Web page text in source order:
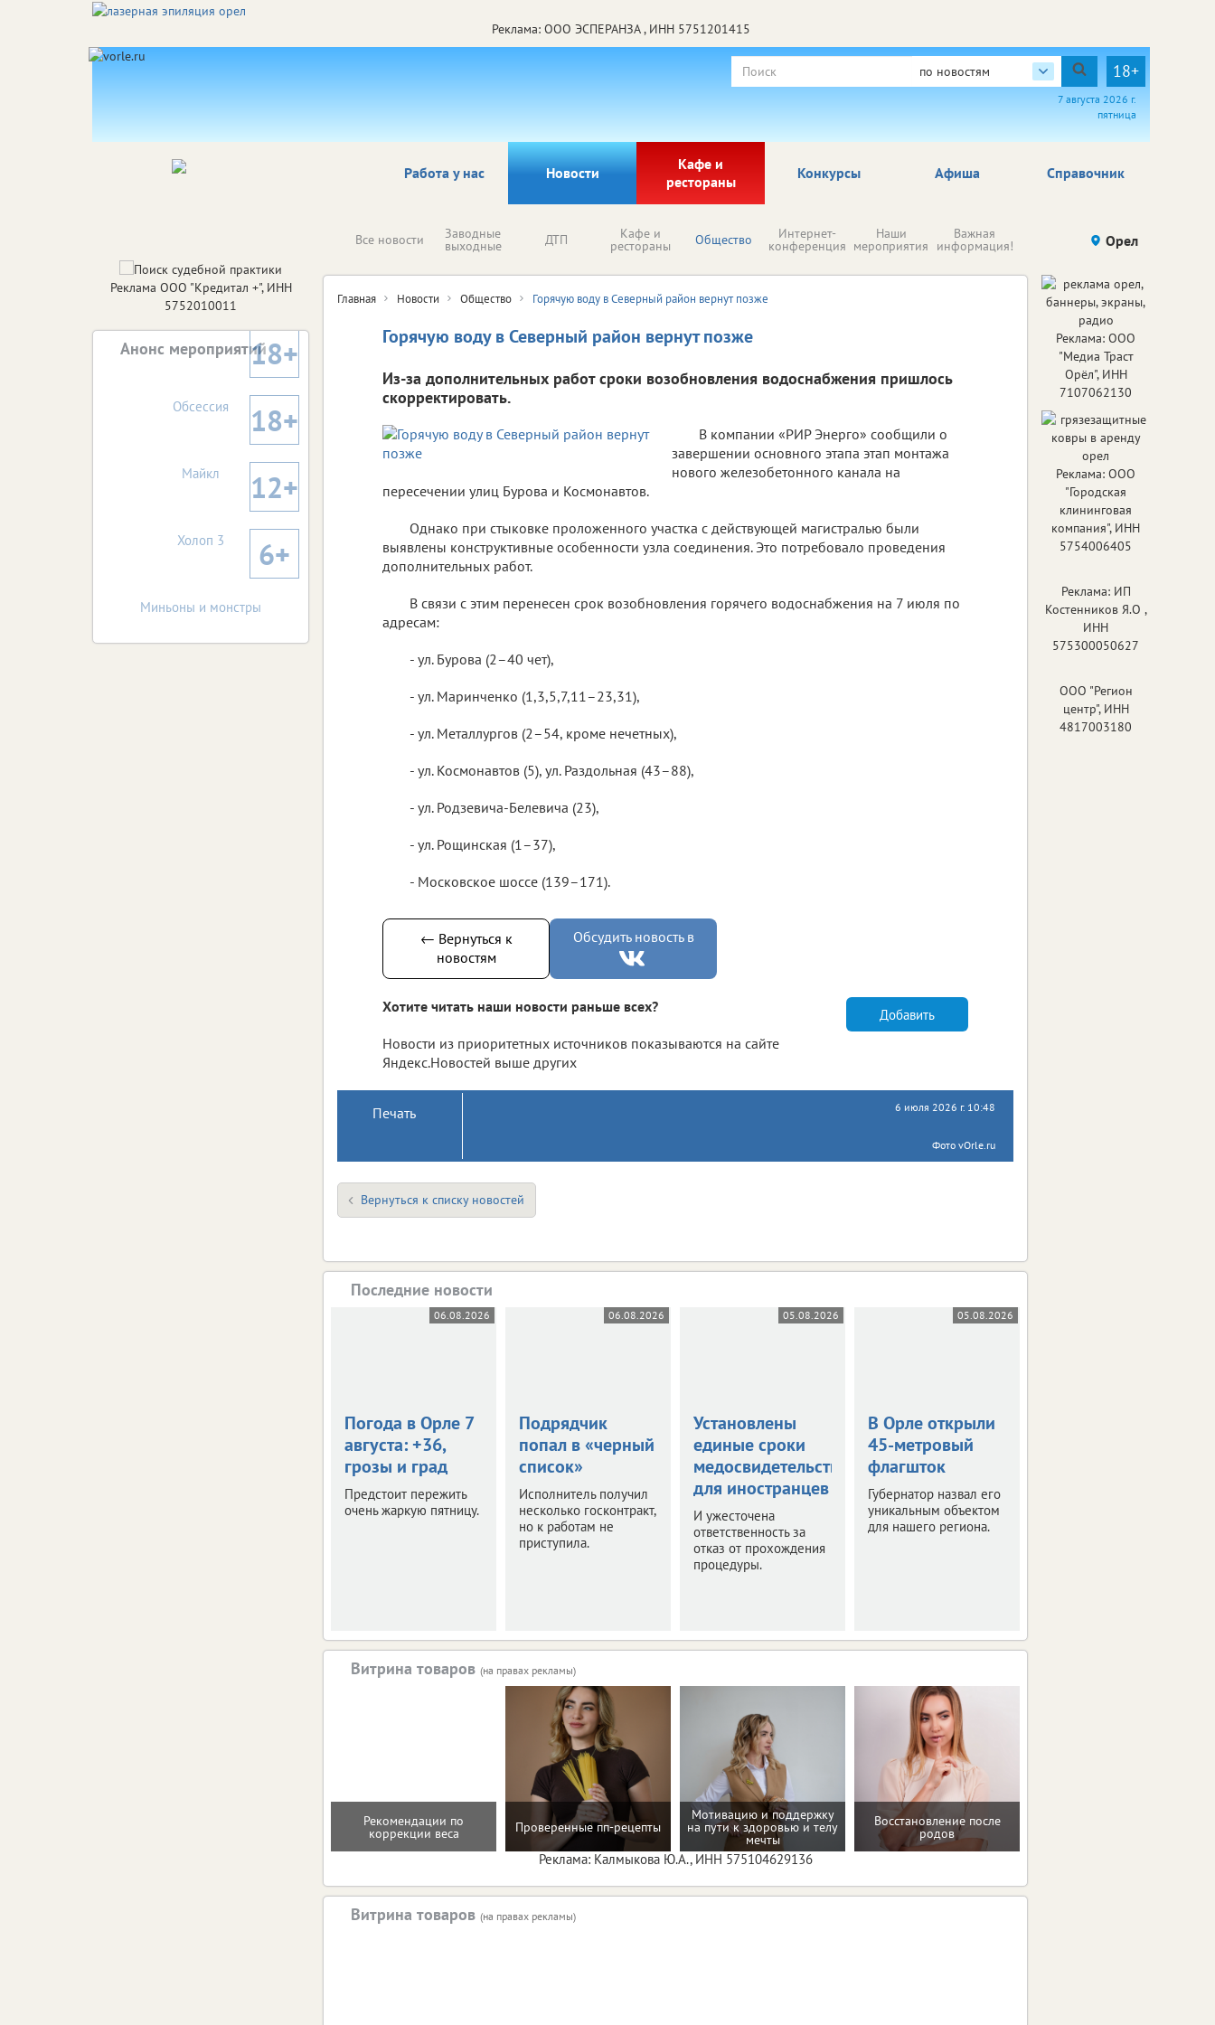
Реклама: ООО ЭСПЕРАНЗА , ИНН 5751201415
по новостям 18+
7 августа 2026 г.
пятница
Работа у нас Новости
Кафе и
рестораны
Афиша Справочник
Конкурсы
Все новости Заводные
выходные ДТП Кафе и
рестораны Общество Интернет-
конференция
Наши
мероприятия
Важная
информация! Происшествия Здоровье
Орел
Главная Новости Общество Горячую воду в Северный район вернут позже
Горячую воду в Северный район вернут позже
Из-за дополнительных работ сроки возобновления водоснабжения пришлось
скорректировать.
В компании «РИР Энерго» сообщили о
завершении основного этапа этап монтажа
нового железобетонного канала на
пересечении улиц Бурова и Космонавтов.
Однако при стыковке проложенного участка с действующей магистралью были
выявлены конструктивные особенности узла соединения. Это потребовало проведения
дополнительных работ.
В связи с этим перенесен срок возобновления горячего водоснабжения на 7 июля по
адресам:
- ул. Бурова (2–40 чет),
- ул. Маринченко (1,3,5,7,11–23,31),
- ул. Металлургов (2–54, кроме нечетных),
- ул. Космонавтов (5), ул. Раздольная (43–88),
- ул. Родзевича-Белевича (23),
- ул. Рощинская (1–37),
- Московское шоссе (139–171).
← Вернуться к
новостям
Обсудить новость в
Хотите читать наши новости раньше всех?
Новости из приоритетных источников показываются на сайте
Яндекс.Новостей выше других
Добавить
Печать 6 июля 2026 г. 10:48
Фото vOrle.ru
Вернуться к списку новостей
Последние новости
06.08.2026
Погода в Орле 7
августа: +36,
грозы и град
Предстоит пережить
очень жаркую пятницу.
06.08.2026
Подрядчик
попал в «черный
список»
Исполнитель получил
несколько госконтракт,
но к работам не
приступила.
05.08.2026
Установлены
единые сроки
медосвидетельствования
для иностранцев
И ужесточена
ответственность за
отказ от прохождения
процедуры.
05.08.2026
В Орле открыли
45-метровый
флагшток
Губернатор назвал его
уникальным объектом
для нашего региона.
Витрина товаров (на правах рекламы)
Рекомендации по
коррекции веса Проверенные пп-рецепты
Мотивацию и поддержку
на пути к здоровью и телу
мечты
Восстановление после
родов
Реклама: Калмыкова Ю.А., ИНН 575104629136
Витрина товаров (на правах рекламы)
Реклама ООО "Кредитал +", ИНН
5752010011
Анонс мероприятий18+
Обсессия 18+
Майкл 12+
Холоп 3 6+
Миньоны и монстры
Реклама: ООО
"Медиа Траст
Орёл", ИНН
7107062130
Реклама: ООО
"Городская
клининговая
компания", ИНН
5754006405
Реклама: ИП
Костенников Я.О ,
ИНН
575300050627
ООО "Регион
центр", ИНН
4817003180